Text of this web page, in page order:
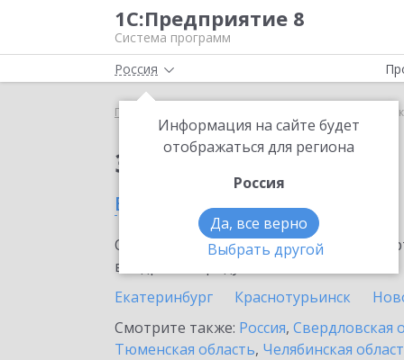
1С:Предприятие 8
Система программ
Россия
Информация на сайте будет
отображаться для региона
Россия
Да, все верно
Выбрать другой
Главная 1С-
Заказать 1С-Коннект
в Лесном
Ознакомьтесь с информационными
внедрение продукта.
Екатеринбург
Краснотурьинск
Смотрите также: Россия, Свердловская
Тюменская область, Челябинская